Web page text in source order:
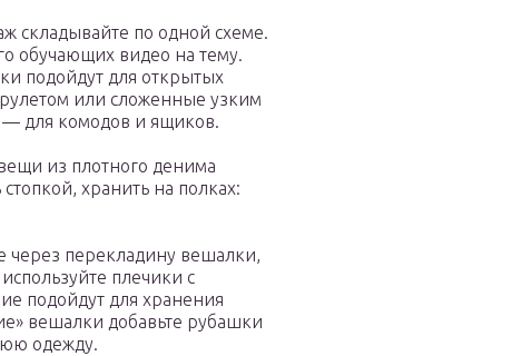
складывайте по одной схеме.
обучающих видео на тему.
подойдут для открытых
или сложенные узким
для комодов и ящиков.
из плотного денима
хранить на полках:
через перекладину вешалки,
плечики с
подойдут для хранения
вешалки добавьте рубашки
одежду.